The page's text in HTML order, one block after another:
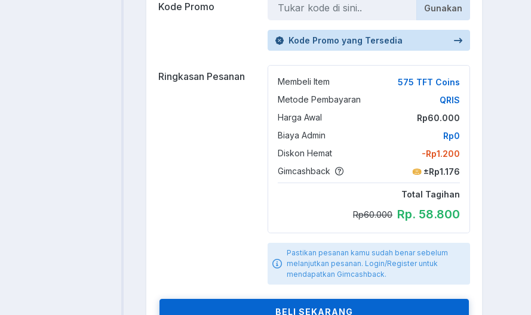
Kode Promo Gunakan
Kode Promo yang Tersedia
Ringkasan Pesanan Membeli Item
575 TFT Coins
Metode Pembayaran
QRIS
Harga Awal
Rp60.000
Biaya Admin
Rp0
Diskon Hemat
-Rp1.200
Gimcashback
±Rp1.176
Total Tagihan
Rp60.000 Rp. 58.800
Pastikan pesanan kamu sudah benar sebelum
melanjutkan pesanan. Login/Register untuk
mendapatkan Gimcashback.
BELI SEKARANG